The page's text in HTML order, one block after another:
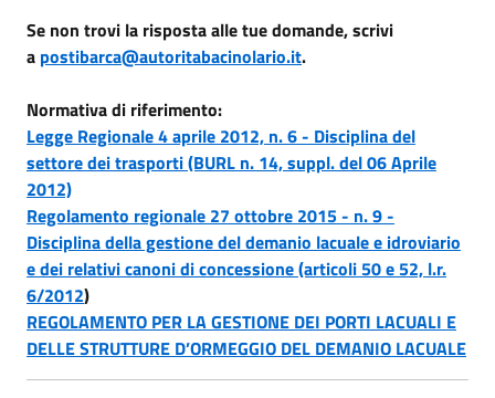
Se non trovi la risposta alle tue domande, scrivi
a postibarca@autoritabacinolario.it.
Normativa di riferimento:
Legge Regionale 4 aprile 2012, n. 6 - Disciplina del
settore dei trasporti (BURL n. 14, suppl. del 06 Aprile
2012)
Regolamento regionale 27 ottobre 2015 - n. 9 -
Disciplina della gestione del demanio lacuale e idroviario
e dei relativi canoni di concessione (articoli 50 e 52, l.r.
6/2012)
REGOLAMENTO PER LA GESTIONE DEI PORTI LACUALI E
DELLE STRUTTURE D’ORMEGGIO DEL DEMANIO LACUALE